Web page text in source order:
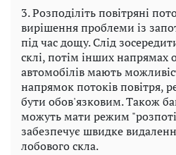
3. Розподіліть повітряні
вирішення проблеми із
під час дощу. Слід
склі, потім інших напрямах
автомобілів мають
напрямок потоків повітря,
бути обов'язковим. Також
можуть мати режим
забезпечує швидке
лобового скла.